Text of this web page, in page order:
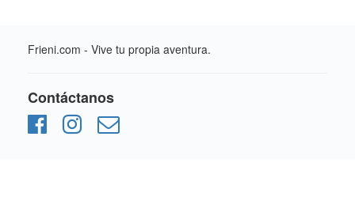
Frieni.com - Vive tu propia aventura.
Contáctanos